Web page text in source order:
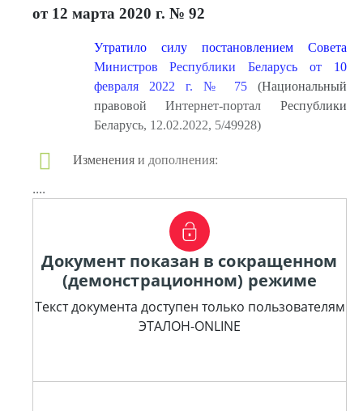
от 12 марта 2020 г. № 92
Утратило силу постановлением Совета
Министров Республики Беларусь от 10
февраля 2022 г. № 75(Национальный
правовой Интернет-портал Республики
Беларусь, 12.02.2022, 5/49928)
Изменения и дополнения:
....
Документ показан в сокращенном
(демонстрационном) режиме
Текст документа доступен только пользователям
ЭТАЛОН-ONLINE